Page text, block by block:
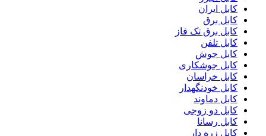
کابل ایران
کابل برق
کابل برق تک فاز
کابل تلفن
کابل جوش
کابل جوشکاری
کابل خراسان
کابل خودنگهدار
کابل دماوند
کابل دو زوجی
کابل رسانا
کابل زره دار